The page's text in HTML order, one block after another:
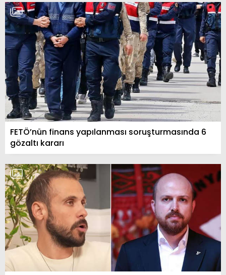
FETÖ’nün finans yapılanması soruşturmasında 6
gözaltı kararı